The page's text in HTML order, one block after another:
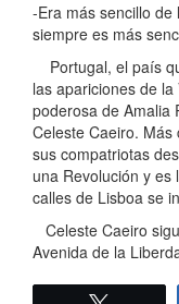
-Era más sencillo
siempre es más
Portugal, el país
las apariciones de
poderosa de Amalia
Celeste Caeiro.
sus compatriotas
una Revolución y
calles de Lisboa se
Celeste Caeiro
Avenida de la